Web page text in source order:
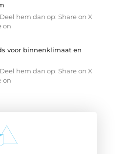
hem dan op: Share on X
on
voor binnenklimaat en
hem dan op: Share on X
on